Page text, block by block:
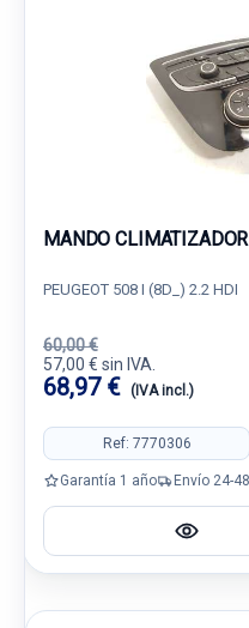
MANDO
PEUGEOT 508 I (8D_) 2.2 HDI
60,00 €
57,00 € sin IVA.
68,97 € (IVA incl.)
Ref: 7770306
Garantía 1 año Envío 24-